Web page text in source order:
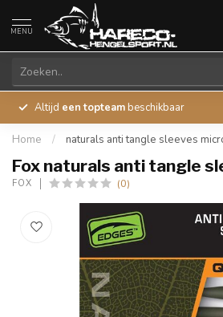
MENU
Altijd een topteam beschikbaar
Home / naturals anti tangle sleeves
Fox naturals anti tangle
FOX (0)